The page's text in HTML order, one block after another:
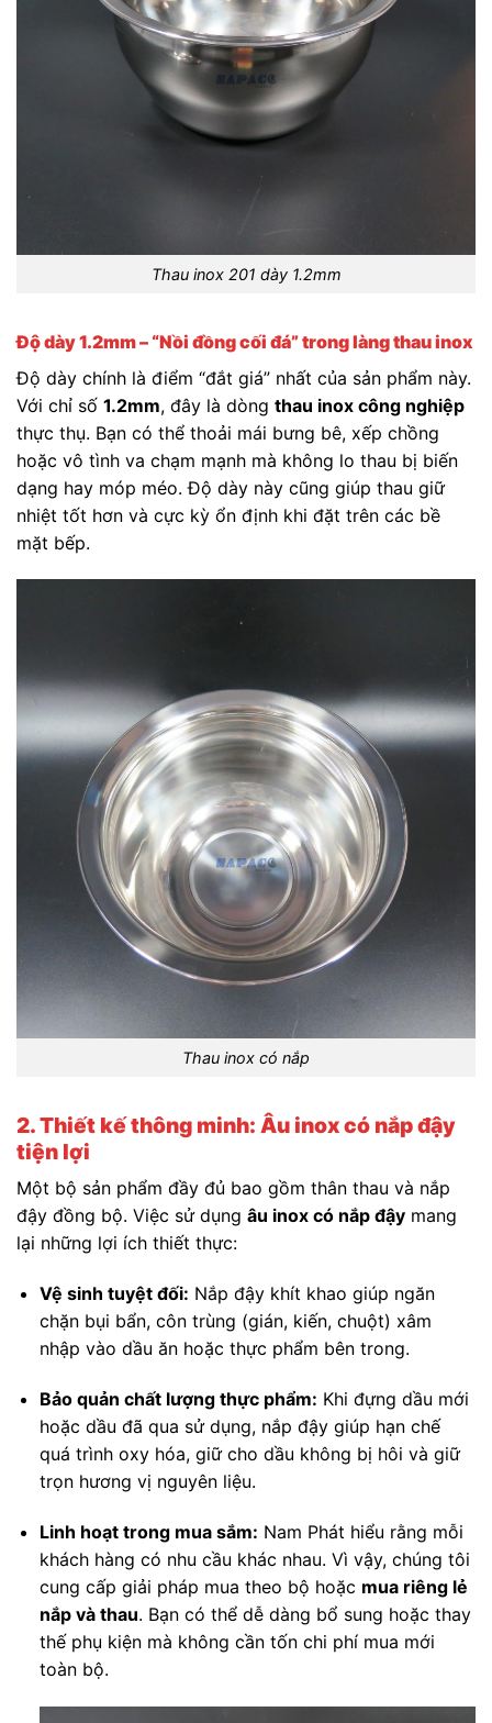
Thau inox 201 dày 1.2mm
Độ dày 1.2mm – “Nồi đồng cối đá” trong làng thau inox
Độ dày chính là điểm “đắt giá” nhất của sản phẩm này.
Với chỉ số 1.2mm, đây là dòng thau inox công nghiệp
thực thụ. Bạn có thể thoải mái bưng bê, xếp chồng
hoặc vô tình va chạm mạnh mà không lo thau bị biến
dạng hay móp méo. Độ dày này cũng giúp thau giữ
nhiệt tốt hơn và cực kỳ ổn định khi đặt trên các bề
mặt bếp.
Thau inox có nắp
2. Thiết kế thông minh: Âu inox có nắp đậy
tiện lợi
Một bộ sản phẩm đầy đủ bao gồm thân thau và nắp
đậy đồng bộ. Việc sử dụng âu inox có nắp đậy mang
lại những lợi ích thiết thực:
Vệ sinh tuyệt đối: Nắp đậy khít khao giúp ngăn
chặn bụi bẩn, côn trùng (gián, kiến, chuột) xâm
nhập vào dầu ăn hoặc thực phẩm bên trong.
Bảo quản chất lượng thực phẩm: Khi đựng dầu mới
hoặc dầu đã qua sử dụng, nắp đậy giúp hạn chế
quá trình oxy hóa, giữ cho dầu không bị hôi và giữ
trọn hương vị nguyên liệu.
Linh hoạt trong mua sắm: Nam Phát hiểu rằng mỗi
khách hàng có nhu cầu khác nhau. Vì vậy, chúng tôi
cung cấp giải pháp mua theo bộ hoặc mua riêng lẻ
nắp và thau. Bạn có thể dễ dàng bổ sung hoặc thay
thế phụ kiện mà không cần tốn chi phí mua mới
toàn bộ.